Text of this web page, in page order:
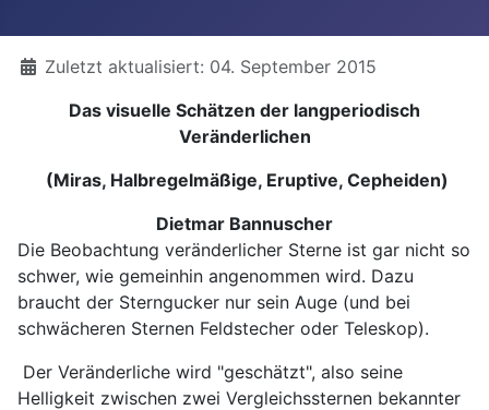
DetailsZuletzt aktualisiert: 04. September 2015
Das visuelle Schätzen der langperiodisch
Veränderlichen
(Miras, Halbregelmäßige, Eruptive, Cepheiden)
Dietmar Bannuscher
Die Beobachtung veränderlicher Sterne ist gar nicht so
schwer, wie gemeinhin angenommen wird. Dazu
braucht der Sterngucker nur sein Auge (und bei
schwächeren Sternen Feldstecher oder Teleskop).
Der Veränderliche wird "geschätzt", also seine
Helligkeit zwischen zwei Vergleichssternen bekannter